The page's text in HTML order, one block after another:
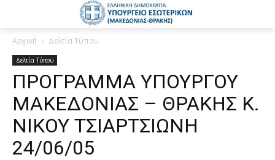
Αρχική Δελτία Τύπου
Δελτία Τύπου
ΠΡΟΓΡΑΜΜΑ ΥΠΟΥΡΓΟΥ
ΜΑΚΕΔΟΝΙΑΣ – ΘΡΑΚΗΣ Κ.
ΝΙΚΟΥ ΤΣΙΑΡΤΣΙΩΝΗ
24/06/05